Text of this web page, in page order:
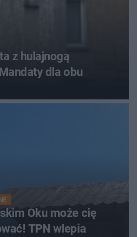
z hulajnogą
dla obu
Oku może cię
TPN wlepia